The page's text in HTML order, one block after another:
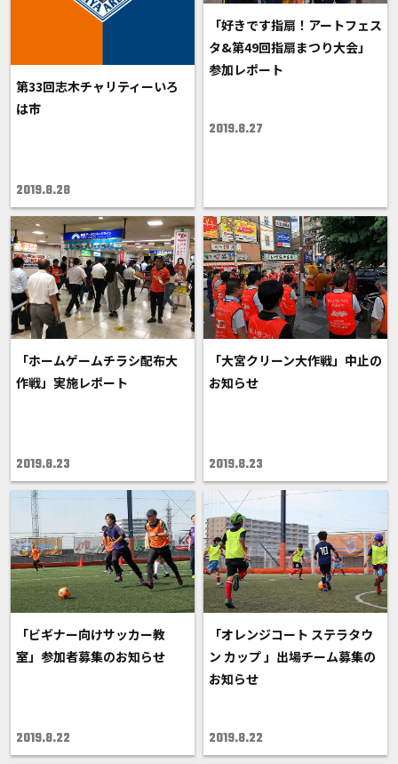
第33回志木チャリティーいろ
は市
2019.8.28
「好きです指扇！アートフェス
タ&第49回指扇まつり大会」
参加レポート
2019.8.27
「ホームゲームチラシ配布大
作戦」実施レポート
2019.8.23
「大宮クリーン大作戦」中止の
お知らせ
2019.8.23
「ビギナー向けサッカー教
室」参加者募集のお知らせ
2019.8.22
「オレンジコート ステラタウ
ン カップ 」出場チーム募集の
お知らせ
2019.8.22